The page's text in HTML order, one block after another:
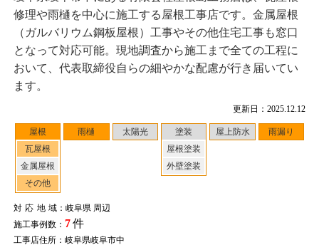
更新日：2025.12.12
屋根
瓦屋根
金属屋根
その他
雨樋 太陽光
塗装
屋根塗装
外壁塗装
屋上防水 雨漏り
対応地域：岐阜県 周辺
施工事例数： 7件
工事店住所：岐阜県岐阜市中
修理や雨樋を中心に施工する屋根工事店です。金属屋根
（ガルバリウム鋼板屋根）工事やその他住宅工事も窓口
となって対応可能。現地調査から施工まで全ての工程に
おいて、代表取締役自らの細やかな配慮が行き届いてい
ます。